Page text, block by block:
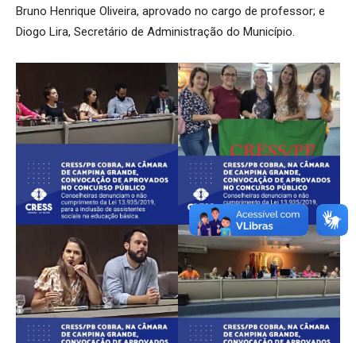
Bruno Henrique Oliveira, aprovado no cargo de professor; e
Diogo Lira, Secretário de Administração do Município.